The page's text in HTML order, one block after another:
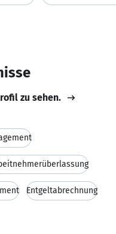
zu sehen.
Entgeltabrechnung